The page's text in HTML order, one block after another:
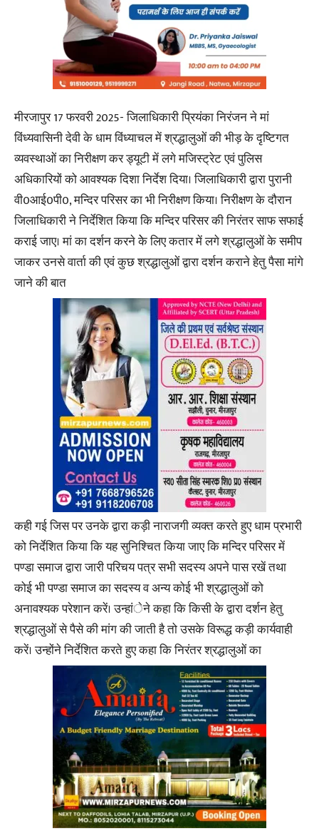
मीरजापुर 17 फरवरी 2025- जिलाधिकारी प्रियंका निरंजन ने मां
विंध्यवासिनी देवी के धाम विंध्याचल में श्रद्धालुओं की भीड़ के दृष्टिगत
व्यवस्थाओं का निरीक्षण कर ड्यूटी में लगे मजिस्ट्रेट एवं पुलिस
अधिकारियों को आवश्यक दिशा निर्देश दिया। जिलाधिकारी द्वारा पुरानी
वी0आई0पी0, मन्दिर परिसर का भी निरीक्षण किया। निरीक्षण के दौरान
जिलाधिकारी ने निर्देशित किया कि मन्दिर परिसर की निरंतर साफ सफाई
कराई जाए। मां का दर्शन करने केे लिए कतार में लगे श्रद्धालुओं के समीप
जाकर उनसे वार्ता की एवं कुछ श्रद्धालुओं द्वारा दर्शन कराने हेतु पैसा मांगे
जाने की बात
कही गई जिस पर उनके द्वारा कड़ी नाराजगी व्यक्त करते हुए धाम प्रभारी
को निर्देशित किया कि यह सुनिश्चित किया जाए कि मन्दिर परिसर में
पण्डा समाज द्वारा जारी परिचय पत्र सभी सदस्य अपने पास रखें तथा
कोई भी पण्डा समाज का सदस्य व अन्य कोई भी श्रद्धालुओं को
अनावश्यक परेशान करें। उन्हांेने कहा कि किसी के द्वारा दर्शन हेतु
श्रद्धालुओं से पैसे की मांग की जाती है तो उसके विरूद्ध कड़ी कार्यवाही
करें। उन्होंने निर्देशित करते हुए कहा कि निरंतर श्रद्धालुओं का